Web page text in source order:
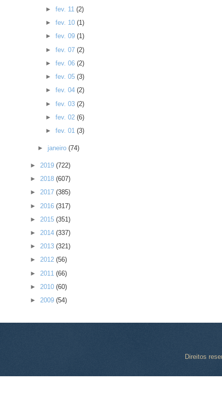
► fev. 11 (2)
► fev. 10 (1)
► fev. 09 (1)
► fev. 07 (2)
► fev. 06 (2)
► fev. 05 (3)
► fev. 04 (2)
► fev. 03 (2)
► fev. 02 (6)
► fev. 01 (3)
► janeiro(74)
► 2019 (722)
► 2018 (607)
► 2017 (385)
► 2016 (317)
► 2015 (351)
► 2014 (337)
► 2013 (321)
► 2012 (56)
► 2011 (66)
► 2010 (60)
► 2009 (54)
Direitos